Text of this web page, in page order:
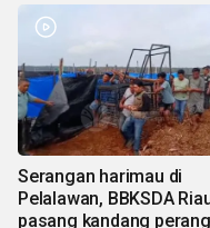
Serangan harimau di
Pelalawan, BBKSDA
pasang kandang